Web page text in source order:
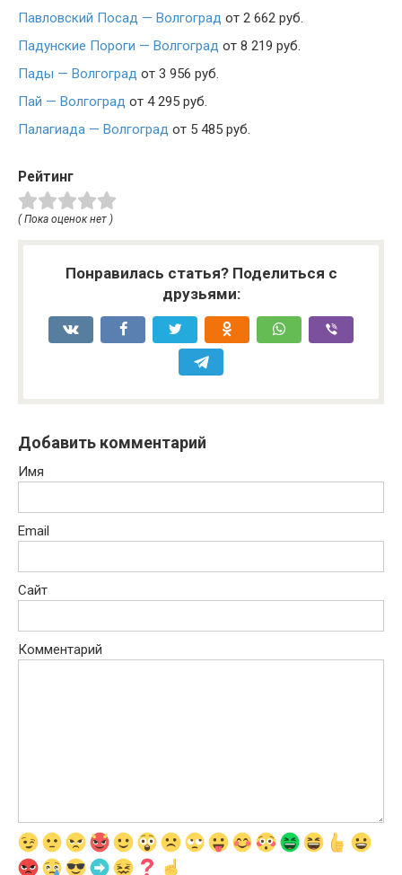
Павловский Посад — Волгоград от 2 662 руб.
Падунские Пороги — Волгоград от 8 219 руб.
Пады — Волгоград от 3 956 руб.
Пай — Волгоград от 4 295 руб.
Палагиада — Волгоград от 5 485 руб.
Рейтинг
( Пока оценок нет )
Понравилась статья? Поделиться с
друзьями:
Добавить комментарий
Имя
Email
Сайт
Комментарий